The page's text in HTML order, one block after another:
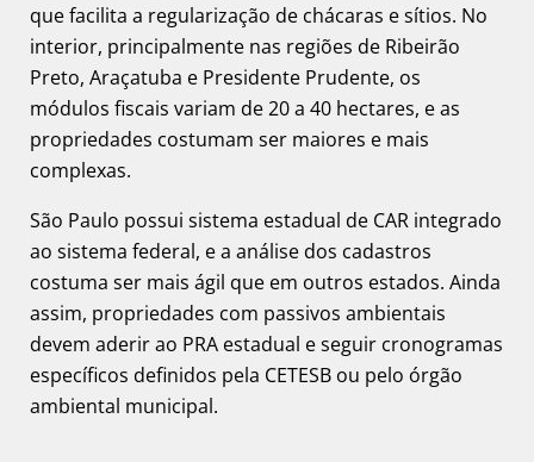
que facilita a regularização de chácaras e sítios. No
interior, principalmente nas regiões de Ribeirão
Preto, Araçatuba e Presidente Prudente, os
módulos fiscais variam de 20 a 40 hectares, e as
propriedades costumam ser maiores e mais
complexas.
São Paulo possui sistema estadual de CAR integrado
ao sistema federal, e a análise dos cadastros
costuma ser mais ágil que em outros estados. Ainda
assim, propriedades com passivos ambientais
devem aderir ao PRA estadual e seguir cronogramas
específicos definidos pela CETESB ou pelo órgão
ambiental municipal.